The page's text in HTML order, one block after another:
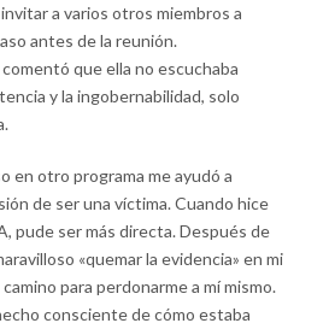
a varios otros miembros a
antes de la reunión.
que ella no escuchaba
y la ingobernabilidad, solo
en otro programa me ayudó a
de ser una víctima. Cuando hice
pude ser más directa. Después de
«quemar la evidencia» en mi
para perdonarme a mí mismo.
consciente de cómo estaba